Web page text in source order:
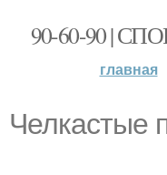
90-60-90 |
главная
Челкастые